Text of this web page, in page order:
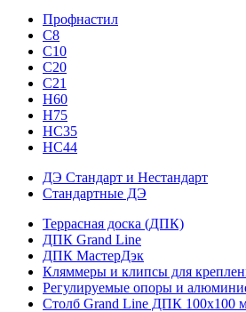
Профнастил
С8
С10
С20
С21
H60
H75
HС35
НС44
ДЭ Стандарт и Нестандарт
Стандартные ДЭ
Террасная доска (ДПК)
ДПК Grand Line
ДПК МастерДэк
Кляммеры и клипсы для
Регулируемые опоры и
Столб Grand Line ДПК 100х100